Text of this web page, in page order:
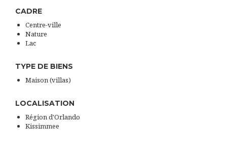
CADRE
Centre-ville
Nature
Lac
TYPE DE BIENS
Maison (villas)
LOCALISATION
Région d'Orlando
Kissimmee